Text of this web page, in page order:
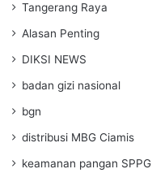
Tangerang Raya
Alasan Penting
DIKSI NEWS
badan gizi nasional
bgn
distribusi MBG Ciamis
keamanan pangan SPPG